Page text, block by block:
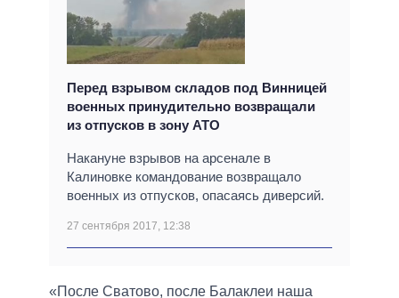
Перед взрывом складов под Винницей
военных принудительно возвращали
из отпусков в зону АТО
Накануне взрывов на арсенале в
Калиновке командование возвращало
военных из отпусков, опасаясь диверсий.
27 сентября 2017, 12:38
«После Сватово, после Балаклеи наша